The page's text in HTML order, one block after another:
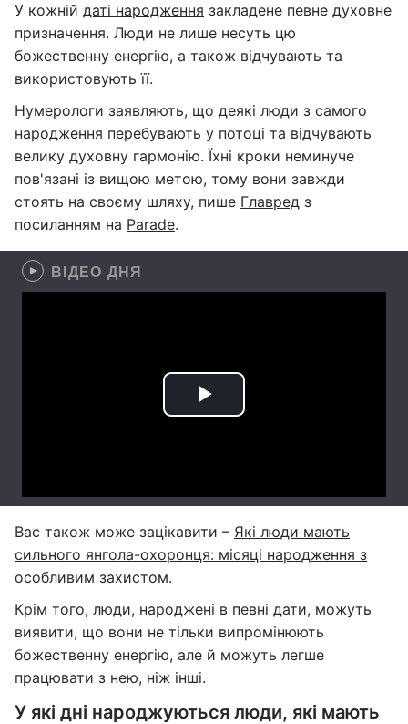
У кожній даті народження закладене певне духовне
призначення. Люди не лише несуть цю
божественну енергію, а також відчувають та
використовують її.
Нумерологи заявляють, що деякі люди з самого
народження перебувають у потоці та відчувають
велику духовну гармонію. Їхні кроки неминуче
пов'язані із вищою метою, тому вони завжди
стоять на своєму шляху, пише Главред з
посиланням на Parade.
ВІДЕО ДНЯ
Вас також може зацікавити – Які люди мають
сильного янгола-охоронця: місяці народження з
особливим захистом.
Крім того, люди, народжені в певні дати, можуть
виявити, що вони не тільки випромінюють
божественну енергію, але й можуть легше
працювати з нею, ніж інші.
У які дні народжуються люди, які мають